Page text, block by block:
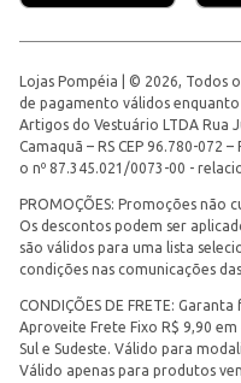
Lojas Pompéia | © 2026, Todos
de pagamento válidos
Artigos do Vestuário LTDA Rua
Camaquã – RS CEP 96.780-072
o nº 87.345.021/0073-00 -
PROMOÇÕES: Promoções não
Os descontos podem ser
são válidos para uma lista
condições nas comunicações
CONDIÇÕES DE FRETE:
Aproveite Frete Fixo R$ 9,90
Sul e Sudeste. Válido para
Válido apenas para produtos